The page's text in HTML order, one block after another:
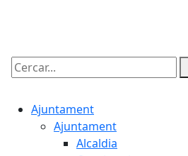
Cercar:
Ajuntament
Ajuntament
Alcaldia